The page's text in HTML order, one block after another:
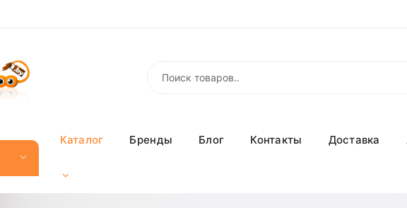
Каталог Бренды Блог Контакты Доставка